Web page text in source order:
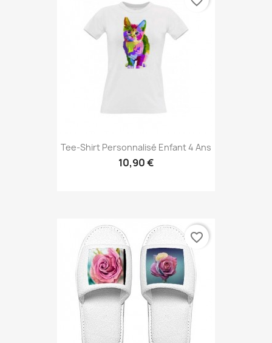
Tee-Shirt Personnalisé Enfant 4 Ans
10,90 €
favorite_border